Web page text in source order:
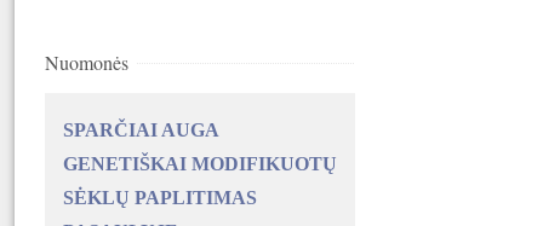
Nuomonės
SPARČIAI AUGA
GENETIŠKAI MODIFIKUOTŲ
SĖKLŲ PAPLITIMAS